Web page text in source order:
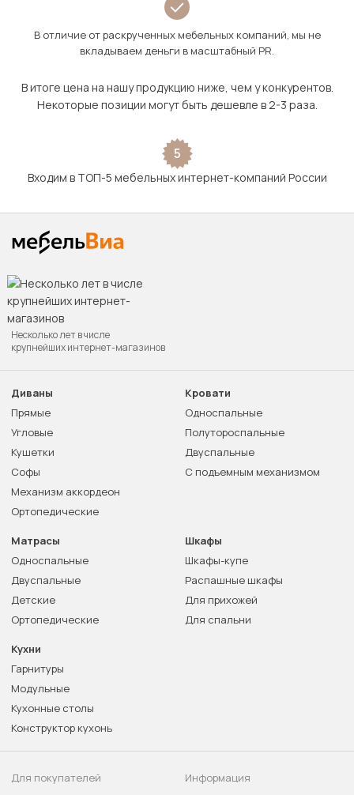
В отличие от раскрученных мебельных компаний, мы не
вкладываем деньги в масштабный PR.
В итоге цена на нашу продукцию ниже, чем у конкурентов.
Некоторые позиции могут быть дешевле в 2-3 раза.
5
Входим в ТОП-5 мебельных интернет-компаний России
Несколько лет в числе
крупнейших интернет-магазинов
Диваны
Прямые
Угловые
Кушетки
Софы
Механизм аккордеон
Ортопедические
Кровати
Односпальные
Полутороспальные
Двуспальные
С подъемным механизмом
Матрасы
Односпальные
Двуспальные
Детские
Ортопедические
Шкафы
Шкафы-купе
Распашные шкафы
Для прихожей
Для спальни
Кухни
Гарнитуры
Модульные
Кухонные столы
Конструктор кухонь
Для покупателей
Информация